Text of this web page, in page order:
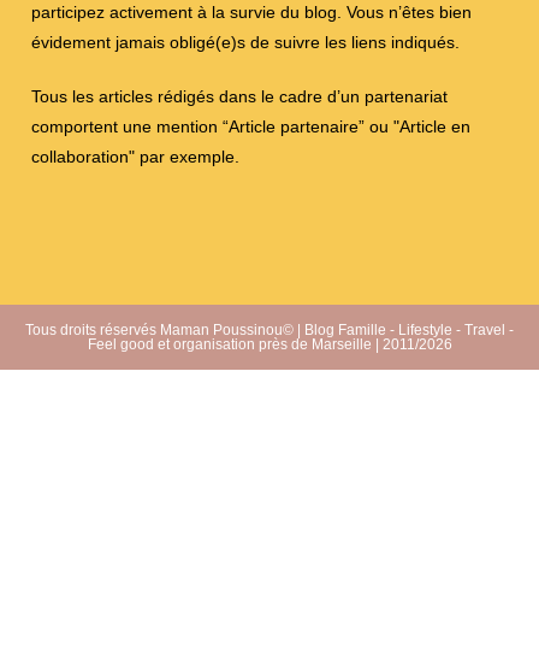
participez activement à la survie du blog. Vous n’êtes bien
évidement jamais obligé(e)s de suivre les liens indiqués.
Tous les articles rédigés dans le cadre d’un partenariat
comportent une mention “Article partenaire” ou "Article en
collaboration" par exemple.
Tous droits réservés Maman Poussinou© | Blog Famille - Lifestyle - Travel -
Feel good et organisation près de Marseille | 2011/2026